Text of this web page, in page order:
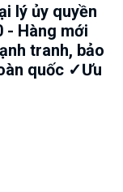
lý ủy quyền
- Hàng mới
tranh, bảo
quốc ✓Ưu